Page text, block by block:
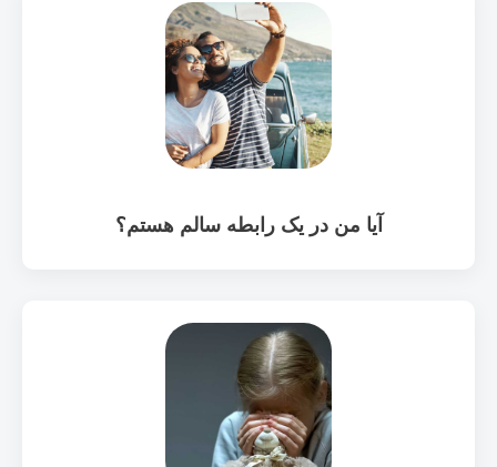
آیا من در یک رابطه سالم هستم؟